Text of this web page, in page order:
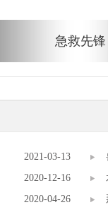
急救先锋
2021-03-13
2020-12-16
2020-04-26